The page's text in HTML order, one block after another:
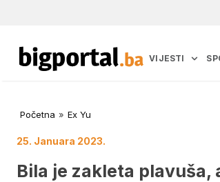
VIJESTI
Početna » Ex Yu
25. Januara 2023.
Bila je zakleta plavuša,